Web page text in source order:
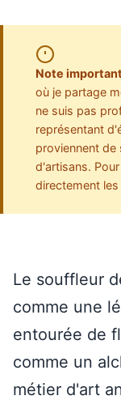
Note
où je partage
ne suis pas
représentant
proviennent
d'artisans.
directement
Le souffleur
comme une
entourée de
comme un
métier d'art